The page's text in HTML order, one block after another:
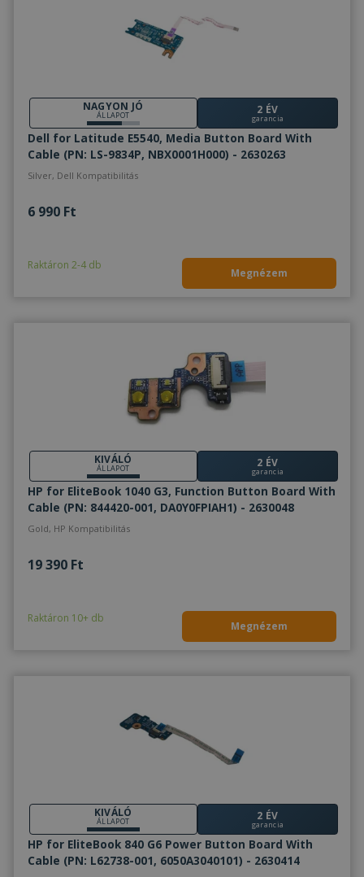
NAGYON JÓ
ÁLLAPOT 2 ÉV
garancia
Dell for Latitude E5540, Media Button Board With
Cable (PN: ‎LS-9834P, NBX0001H000) - 2630263
Silver, Dell Kompatibilitás
6 990 Ft
Raktáron 2-4 db
Megnézem
KIVÁLÓ
ÁLLAPOT 2 ÉV
garancia
HP for EliteBook 1040 G3, Function Button Board With
Cable (PN: 844420-001, DA0Y0FPIAH1) - 2630048
Gold, HP Kompatibilitás
19 390 Ft
Raktáron 10+ db
Megnézem
KIVÁLÓ
ÁLLAPOT 2 ÉV
garancia
HP for EliteBook 840 G6 Power Button Board With
Cable (PN: L62738-001, 6050A3040101) - 2630414